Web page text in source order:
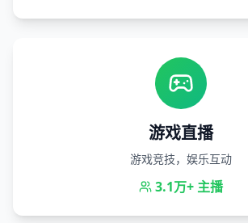
游戏直播
游戏竞技，娱乐互动
3.1万+ 主播